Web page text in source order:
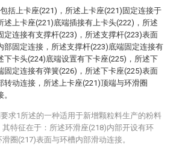
括上卡座(221)，所述上卡座(221)固定连接于
述上卡座(221)底端插接有上卡头(222)，所述
定连接有支撑杆(223)，所述支撑杆(223)表面
部固定连接，所述支撑杆(223)底端固定连接有
下卡头(224)底端设置有下卡座(225)，所述下
固定连接有弹簧(226)，所述下卡座(225)表面
转动连接，所述上卡座(221)顶端与环滑圈
求1所述的一种适用于新增颗粒料生产的粉料
其特征在于：所述环滑座(218)内部开设有环
圈(217)表面与环槽内部滑动连接。